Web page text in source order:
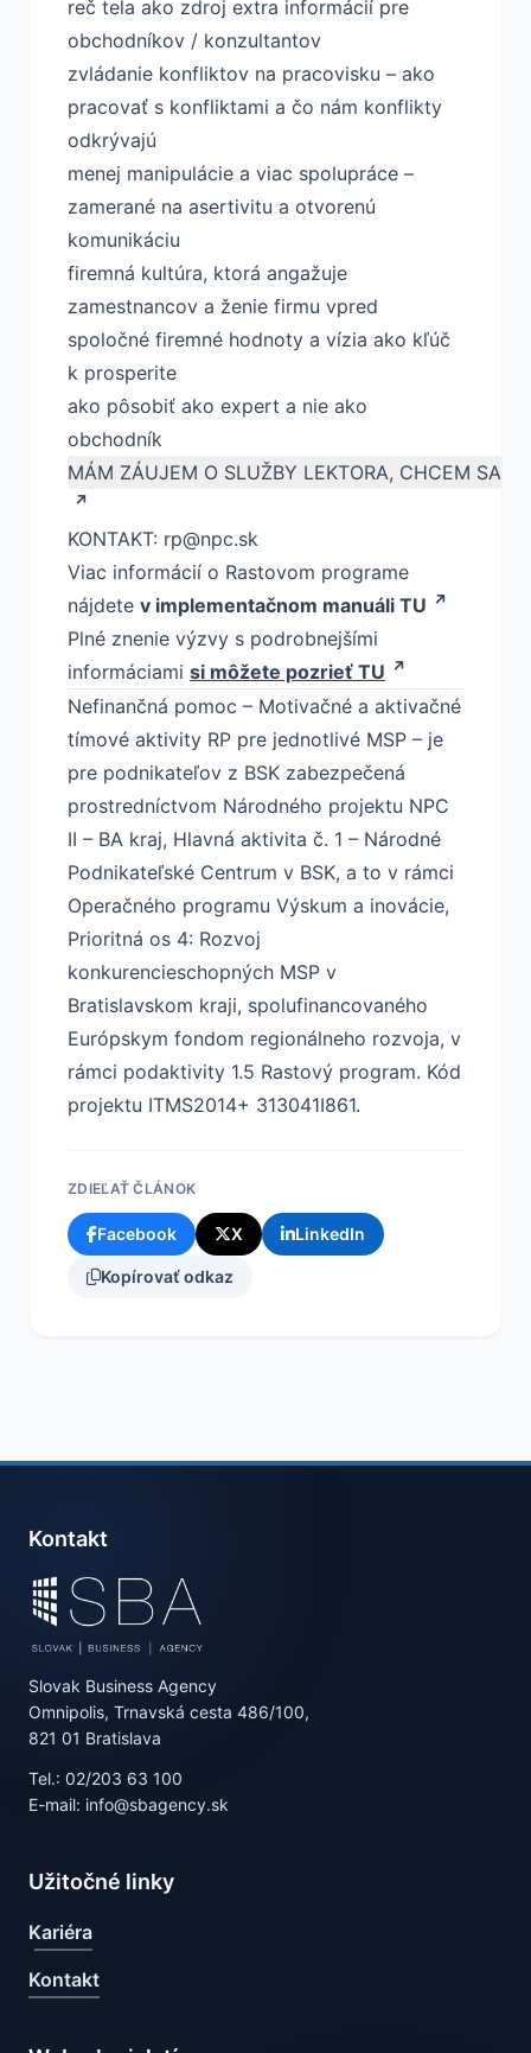
reč tela ako zdroj extra informácií pre
obchodníkov / konzultantov
zvládanie konfliktov na pracovisku – ako
pracovať s konfliktami a čo nám konflikty
odkrývajú
menej manipulácie a viac spolupráce –
zamerané na asertivitu a otvorenú
komunikáciu
firemná kultúra, ktorá angažuje
zamestnancov a ženie firmu vpred
spoločné firemné hodnoty a vízia ako kľúč
k prosperite
ako pôsobiť ako expert a nie ako
obchodník
KONTAKT: rp@npc.sk
Viac informácií o Rastovom programe
nájdete v implementačnom manuáli TU
Plné znenie výzvy s podrobnejšími
informáciami si môžete pozrieť TU
Nefinančná pomoc – Motivačné a aktivačné
tímové aktivity RP pre jednotlivé MSP – je
pre podnikateľov z BSK zabezpečená
prostredníctvom Národného projektu NPC
II – BA kraj, Hlavná aktivita č. 1 – Národné
Podnikateľské Centrum v BSK, a to v rámci
Operačného programu Výskum a inovácie,
Prioritná os 4: Rozvoj
konkurencieschopných MSP v
Bratislavskom kraji, spolufinancovaného
Európskym fondom regionálneho rozvoja, v
rámci podaktivity 1.5 Rastový program. Kód
projektu ITMS2014+ 313041I861.
ZDIEĽAŤ ČLÁNOK
Facebook X LinkedIn
Kopírovať odkaz
Kontakt
Slovak Business Agency
Omnipolis, Trnavská cesta 486/100,
821 01 Bratislava
Tel.: 02/203 63 100
E-mail: info@sbagency.sk
Užitočné linky
Kariéra
Kontakt